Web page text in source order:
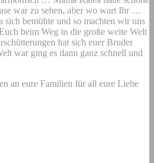
war zu sehen, aber wo wart Ihr …
bemühte und so machten wir uns
beim Weg in die große weite Welt
hat sich euer Bruder
war ging es dann ganz schnell und
an eure Familien für all eure Liebe